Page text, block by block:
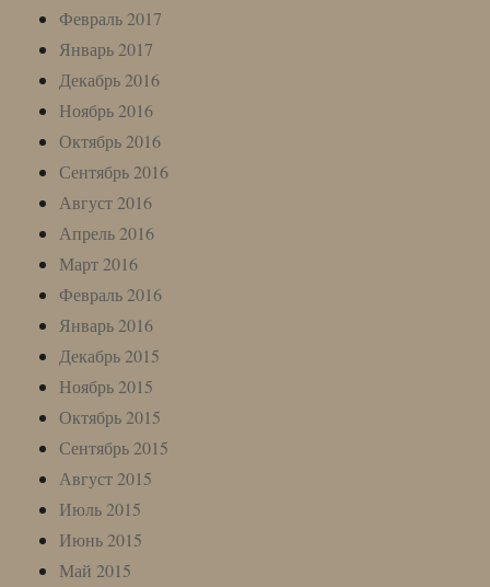
Февраль 2017
Январь 2017
Декабрь 2016
Ноябрь 2016
Октябрь 2016
Сентябрь 2016
Август 2016
Апрель 2016
Март 2016
Февраль 2016
Январь 2016
Декабрь 2015
Ноябрь 2015
Октябрь 2015
Сентябрь 2015
Август 2015
Июль 2015
Июнь 2015
Май 2015